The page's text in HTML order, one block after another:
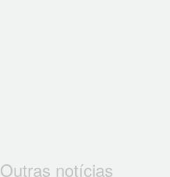
Outras notícias